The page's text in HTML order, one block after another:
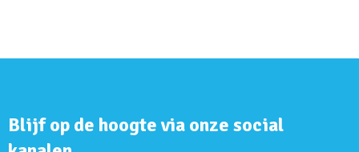
Blijf op de hoogte via onze social